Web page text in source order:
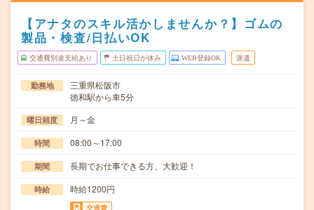
【アナタのスキル活かしませんか？】ゴムの
製品・検査/日払いOK
交通費別途支給あり 土日祝日が休み WEB登録OK 派遣
勤務地
三重県松阪市
徳和駅から車5分
曜日頻度 月～金
時間 08:00～17:00
期間 長期でお仕事できる方、大歓迎！
時給 時給1200円
交通費